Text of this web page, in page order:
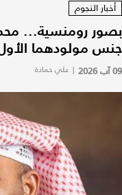
أخبار النجوم
بصور رومنسية...
جنس مولودهما
09 آب 2026 | علي حمادة